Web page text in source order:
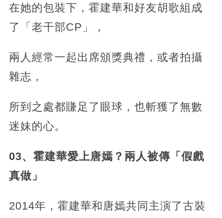
在她的包裝下，霍建華和好友胡歌組成
了「老干部CP」，
兩人經常一起出席頒獎典禮，或者拍攝
雜志，
所到之處都賺足了眼球，也斬獲了無數
迷妹的心。
03、霍建華愛上唐嫣？兩人被傳「假戲
真做」
2014年，霍建華和唐嫣共同主演了古裝